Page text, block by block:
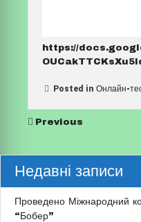
https://
Posted in Онлайн-
Previous
Недавні записи
Проведено Міжнародний
“Бобер”